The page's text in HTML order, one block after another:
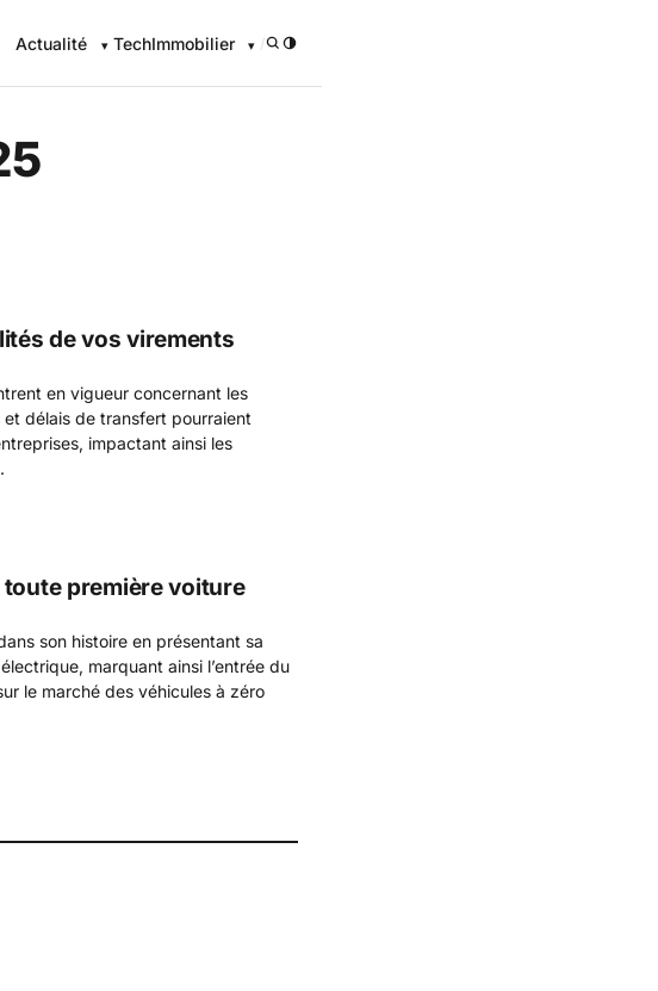
économique
Actualité TechImmobilier /
de vos virements
en vigueur concernant les
délais de transfert pourraient
impactant ainsi les
première voiture
son histoire en présentant sa
marquant ainsi l’entrée du
le marché des véhicules à zéro